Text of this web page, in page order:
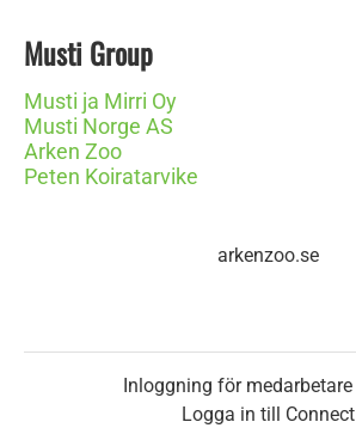
Musti Group
Musti ja Mirri Oy
Musti Norge AS
Arken Zoo
Peten Koiratarvike
arkenzoo.se
Inloggning för medarbetare
Logga in till Connect